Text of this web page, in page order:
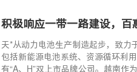
积极响应一带一路建设，
天*从动力电池生产制造起步，致力
包括新能源电池系统、资源循环利
有“A、H”双上市品牌公司。越南作